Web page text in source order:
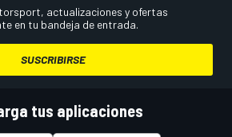
actualizaciones y ofertas
en tu bandeja de entrada.
SUSCRIBIRSE
tus aplicaciones